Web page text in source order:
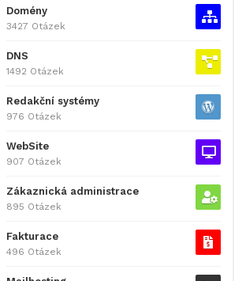
Domény
3427 Otázek
DNS
1492 Otázek
Redakční systémy
976 Otázek
WebSite
907 Otázek
Zákaznická administrace
895 Otázek
Fakturace
496 Otázek